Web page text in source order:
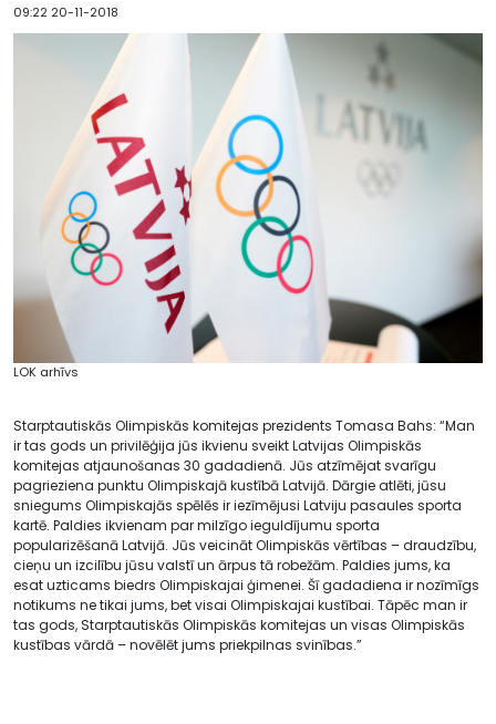
09:22 20-11-2018
LOK arhīvs
Starptautiskās Olimpiskās komitejas prezidents Tomasa Bahs: “Man
ir tas gods un privilēģija jūs ikvienu sveikt Latvijas Olimpiskās
komitejas atjaunošanas 30 gadadienā. Jūs atzīmējat svarīgu
pagrieziena punktu Olimpiskajā kustībā Latvijā. Dārgie atlēti, jūsu
sniegums Olimpiskajās spēlēs ir iezīmējusi Latviju pasaules sporta
kartē. Paldies ikvienam par milzīgo ieguldījumu sporta
popularizēšanā Latvijā. Jūs veicināt Olimpiskās vērtības – draudzību,
cieņu un izcilību jūsu valstī un ārpus tā robežām. Paldies jums, ka
esat uzticams biedrs Olimpiskajai ģimenei. Šī gadadiena ir nozīmīgs
notikums ne tikai jums, bet visai Olimpiskajai kustībai. Tāpēc man ir
tas gods, Starptautiskās Olimpiskās komitejas un visas Olimpiskās
kustības vārdā – novēlēt jums priekpilnas svinības.”